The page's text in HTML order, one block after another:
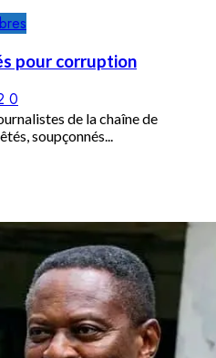
pour corruption
0
de la chaîne de
soupçonnés...